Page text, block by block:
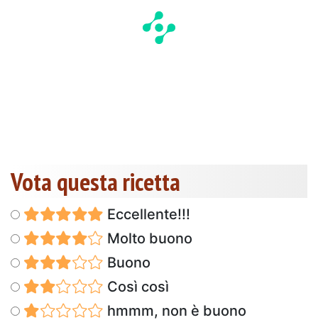
Vota questa ricetta
Eccellente!!!
Molto buono
Buono
Così così
hmmm, non è buono